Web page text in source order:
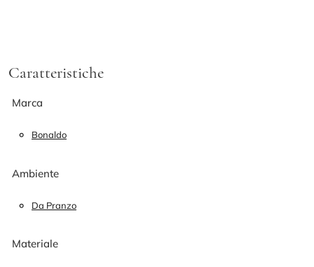
Caratteristiche
Marca
Bonaldo
Ambiente
Da Pranzo
Materiale